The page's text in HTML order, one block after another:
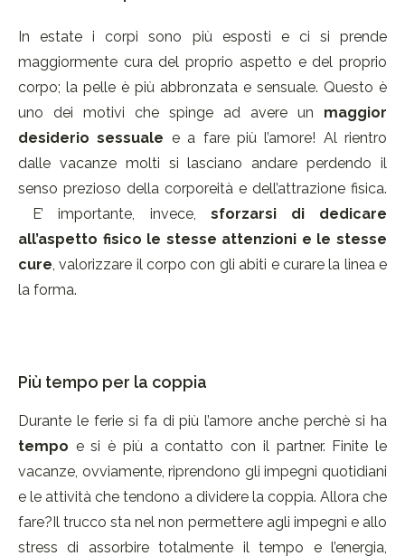
In estate i corpi sono più esposti e ci si prende
maggiormente cura del proprio aspetto e del proprio
corpo; la pelle è più abbronzata e sensuale. Questo è
uno dei motivi che spinge ad avere un maggior
desiderio sessuale e a fare più l’amore! Al rientro
dalle vacanze molti si lasciano andare perdendo il
senso prezioso della corporeità e dell’attrazione fisica.
E’ importante, invece, sforzarsi di dedicare
all’aspetto fisico le stesse attenzioni e le stesse
cure, valorizzare il corpo con gli abiti e curare la linea e
la forma.
Più tempo per la coppia
Durante le ferie si fa di più l’amore anche perchè si ha
tempo e si è più a contatto con il partner. Finite le
vacanze, ovviamente, riprendono gli impegni quotidiani
e le attività che tendono a dividere la coppia. Allora che
fare?Il trucco sta nel non permettere agli impegni e allo
stress di assorbire totalmente il tempo e l’energia,